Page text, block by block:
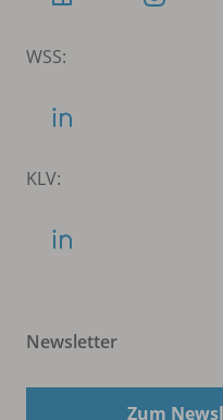
WSS:
KLV:
Newsletter
Zum